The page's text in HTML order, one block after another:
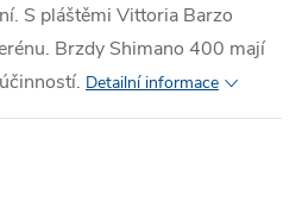
S pláštěmi Vittoria Barzo
Brzdy Shimano 400 mají
Detailní informace